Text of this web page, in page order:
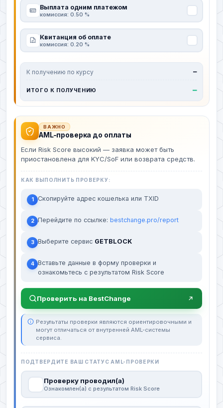
Выплата одним платежом
комиссия: 0.50 %
Квитанция об оплате
комиссия: 0.20 %
К получению по курсу —
ИТОГО К ПОЛУЧЕНИЮ —
ВАЖНО
AML-проверка до оплаты
Если Risk Score высокий — заявка может быть
приостановлена для KYC/SoF или возврата средств.
КАК ВЫПОЛНИТЬ ПРОВЕРКУ:
1 Скопируйте адрес кошелька или TXID
2 Перейдите по ссылке: bestchange.pro/report
3 Выберите сервис GETBLOCK
4 Вставьте данные в форму проверки и
ознакомьтесь с результатом Risk Score
Проверить на BestChange
Результаты проверки являются ориентировочными и
могут отличаться от внутренней AML-системы
сервиса.
ПОДТВЕРДИТЕ ВАШ СТАТУС AML-ПРОВЕРКИ
Проверку проводил(а)
Ознакомлен(а) с результатом Risk Score